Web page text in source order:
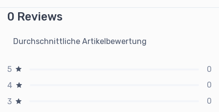
0 Reviews
Durchschnittliche Artikelbewertung
5
0
4
0
3
0